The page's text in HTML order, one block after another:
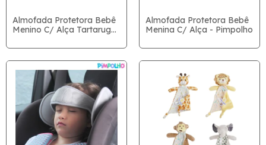
Almofada Protetora Bebê
Menino C/ Alça Tartaruga
Almofada Protetora Bebê
Menina C/ Alça - Pimpolho